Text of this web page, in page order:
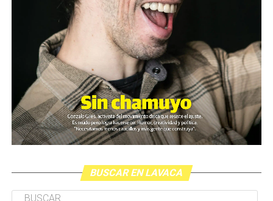
BUSCAR EN LAVACA